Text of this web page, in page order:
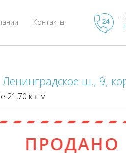
Контакты
ш., 9,
21,70 кв. м
Фактический
180 000